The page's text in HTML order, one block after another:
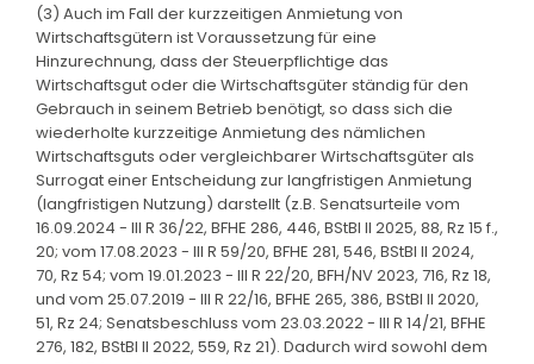
(3) Auch im Fall der kurzzeitigen Anmietung von
Wirtschaftsgütern ist Voraussetzung für eine
Hinzurechnung, dass der Steuerpflichtige das
Wirtschaftsgut oder die Wirtschaftsgüter ständig für den
Gebrauch in seinem Betrieb benötigt, so dass sich die
wiederholte kurzzeitige Anmietung des nämlichen
Wirtschaftsguts oder vergleichbarer Wirtschaftsgüter als
Surrogat einer Entscheidung zur langfristigen Anmietung
(langfristigen Nutzung) darstellt (z.B. Senatsurteile vom
16.09.2024 - III R 36/22, BFHE 286, 446, BStBl II 2025, 88, Rz 15 f.,
20; vom 17.08.2023 - III R 59/20, BFHE 281, 546, BStBl II 2024,
70, Rz 54; vom 19.01.2023 - III R 22/20, BFH/NV 2023, 716, Rz 18,
und vom 25.07.2019 - III R 22/16, BFHE 265, 386, BStBl II 2020,
51, Rz 24; Senatsbeschluss vom 23.03.2022 - III R 14/21, BFHE
276, 182, BStBl II 2022, 559, Rz 21). Dadurch wird sowohl dem